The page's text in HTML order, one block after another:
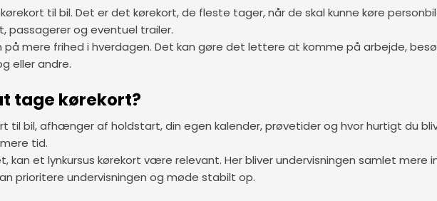
til bil. Det er det kørekort, de fleste tager, når de skal kunne køre
og eventuel trailer.
mere frihed i hverdagen. Det kan gøre det lettere at komme på arbejde,
eller andre.
tage kørekort?
bil, afhænger af holdstart, din egen kalender, prøvetider og hvor hurtigt du
tid.
kan et lynkursus kørekort være relevant. Her bliver undervisningen samlet
prioritere undervisningen og møde stabilt op.